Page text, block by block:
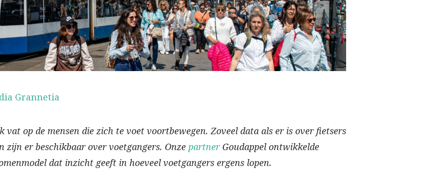
Grannetia
vat op de mensen die zich te voet voortbewegen. Zoveel data als er is over fietsers
zijn er beschikbaar over voetgangers. Onze partner Goudappel ontwikkelde
dat inzicht geeft in hoeveel voetgangers ergens lopen.